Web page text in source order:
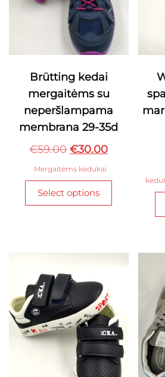
Brütting kedai
mergaitėms su
neperšlampama
membrana 29-35d
€59.00 Original
price
was:
€59.00.
€30.00Current
is:
Mergaitėms kedukai
Select options
This
The
chosen
on
the
product
page